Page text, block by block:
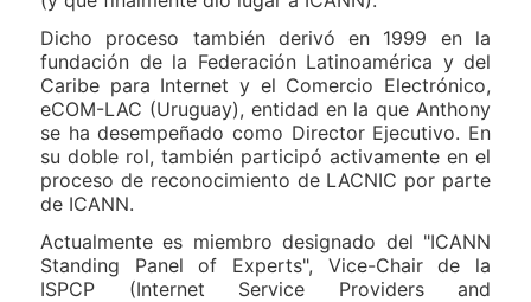
Dicho proceso también derivó en 1999 en la
fundación de la Federación Latinoamérica y del
Caribe para Internet y el Comercio Electrónico,
eCOM-LAC (Uruguay), entidad en la que Anthony
se ha desempeñado como Director Ejecutivo. En
su doble rol, también participó activamente en el
proceso de reconocimiento de LACNIC por parte
de ICANN.
Actualmente es miembro designado del "ICANN
Standing Panel of Experts", Vice-Chair de la
ISPCP (Internet Service Providers and